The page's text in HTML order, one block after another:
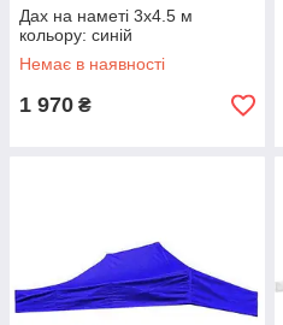
Дах на наметі 3x4.5 м
кольору: синій
Немає в наявності
1 970 ₴